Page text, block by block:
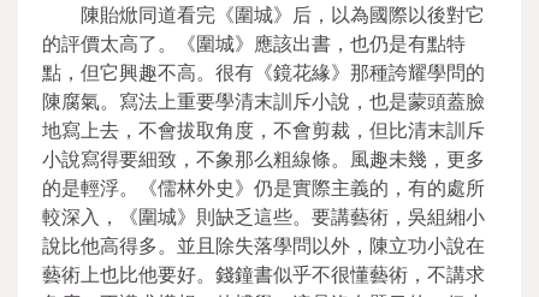
陳貽焮同道看完《圍城》后，以為國際以後對它
的評價太高了。《圍城》應該出書，也仍是有點特
點，但它興趣不高。很有《鏡花緣》那種誇耀學問的
陳腐氣。寫法上重要學清末訓斥小說，也是蒙頭蓋臉
地寫上去，不會拔取角度，不會剪裁，但比清末訓斥
小說寫得要細致，不象那么粗線條。風趣未幾，更多
的是輕浮。《儒林外史》仍是實際主義的，有的處所
較深入，《圍城》則缺乏這些。要講藝術，吳組緗小
說比他高得多。並且除失落學問以外，陳立功小說在
藝術上也比他要好。錢鐘書似乎不很懂藝術，不講求